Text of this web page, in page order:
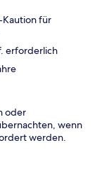
für
erforderlich
oder
wenn
werden.